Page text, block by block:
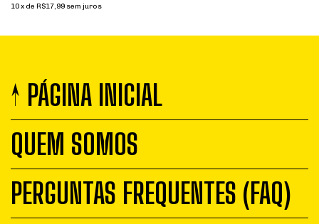
10x de R$17,99 sem juros
↑ PÁGINA INICIAL
QUEM SOMOS
PERGUNTAS FREQUENTES (FAQ)